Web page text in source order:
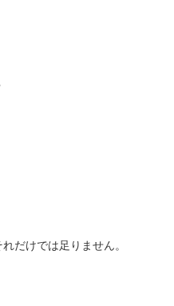
だけでは足りません。